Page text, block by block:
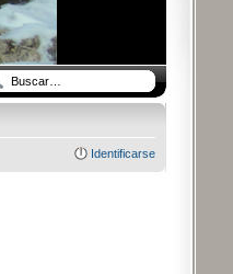
Identificarse